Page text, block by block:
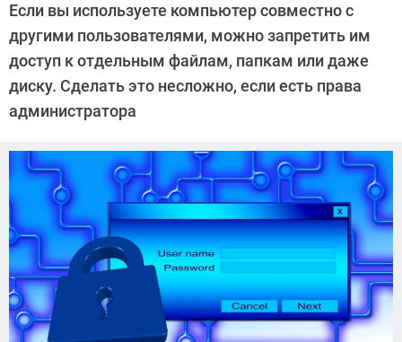
Воробьев
Если вы используете компьютер совместно с
другими пользователями, можно запретить им
доступ к отдельным файлам, папкам или даже
диску. Сделать это несложно, если есть права
администратора